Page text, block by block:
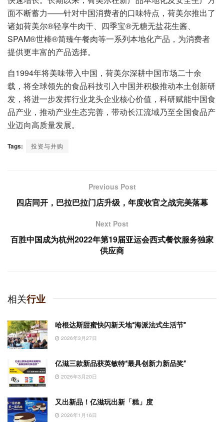
面不断蓄力——针对中国消费者的口味特点，荷美尔推出了
诸如荷美尔®轻享牛肉干、四季宝®无糖无盐花生酱、
SPAM®世棒®简臻午餐肉等一系列本地化产品，为消费者
提供更丰富的产品选择。
自1994年将美味带入中国，荷美尔深耕中国市场二十余
载，将全球领先的食品科技引入中国并积极推动本土创新研
发，将进一步发挥行业龙头企业核心价值，科研赋能中国食
品产业，推动产业生态完善，带动长江流域乃至全国食品产
业迈向高质量发展。
Tags: 投资与并购
Previous Post
四店同开，巴拉巴拉门店升级，年度收官之战完美落幕
Next Post
百胜中国成为杭州2022年第19届亚运会西式餐饮服务独家
供应商
相关行业
哈根达斯甜蜜快闪新天地“海派法式生活节”
2026年3月27日
亿滋三款新品获英敏特“最具创新力新品奖”
2026年3月20日
又出新品！亿滋玩出新「糕」度
2026年1月16日